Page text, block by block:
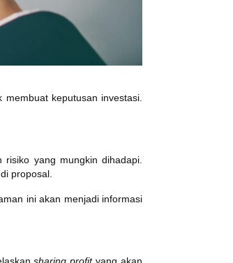
keputusan investasi.
yang mungkin dihadapi.
proposal.
ini akan menjadi informasi
sharing profityang akan